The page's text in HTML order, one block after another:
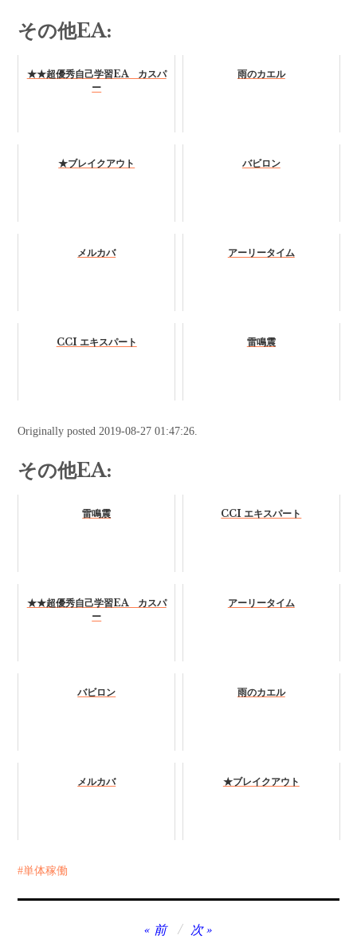
その他EA:
★★超優秀自己学習EA カスパ
ー
雨のカエル
★ブレイクアウト バビロン
メルカバ アーリータイム
CCI エキスパート 雷鳴震
Originally posted 2019-08-27 01:47:26.
その他EA:
雷鳴震 CCI エキスパート
★★超優秀自己学習EA カスパ
ー
アーリータイム
バビロン 雨のカエル
メルカバ ★ブレイクアウト
単体稼働
前 次